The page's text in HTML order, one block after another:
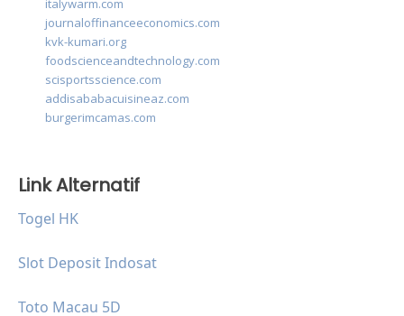
italywarm.com
journaloffinanceeconomics.com
kvk-kumari.org
foodscienceandtechnology.com
scisportsscience.com
addisababacuisineaz.com
burgerimcamas.com
Link Alternatif
Togel HK
Slot Deposit Indosat
Toto Macau 5D